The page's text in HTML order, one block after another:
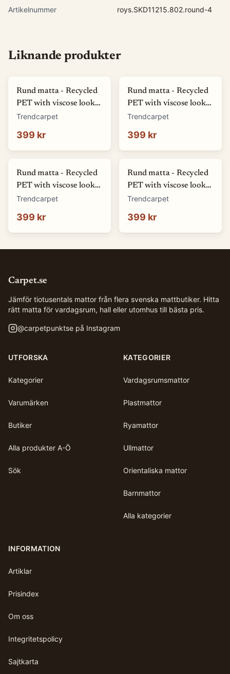
Artikelnummer
roys.SKD11215.802.round-4
Liknande produkter
Rund matta - Recycled
PET with viscose look
(offwhite) (Storlek: Ø
Trendcarpet
399 kr
Rund matta - Recycled
PET with viscose look
(blå) (Storlek: Ø 80 cm)
Trendcarpet
399 kr
Rund matta - Recycled
PET with viscose look
(svart) (Storlek: Ø 80
Trendcarpet
399 kr
Rund matta - Recycled
PET with viscose look
(rosa) (Storlek: Ø 80
Trendcarpet
399 kr
Carpet.se
Jämför tiotusentals mattor från flera svenska mattbutiker. Hitta
rätt matta för vardagsrum, hall eller utomhus till bästa pris.
@carpetpunktse på Instagram
UTFORSKA
Kategorier
Varumärken
Butiker
Alla produkter A-Ö
Sök
KATEGORIER
Vardagsrumsmattor
Plastmattor
Ryamattor
Ullmattor
Orientaliska mattor
Barnmattor
Alla kategorier
INFORMATION
Artiklar
Prisindex
Om oss
Integritetspolicy
Sajtkarta